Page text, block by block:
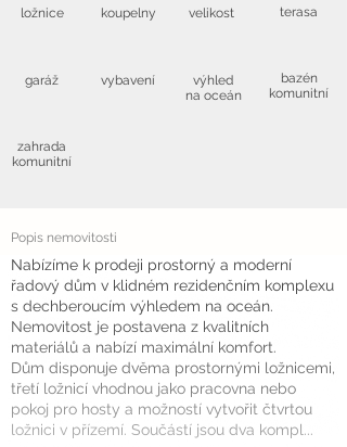
ložnice koupelny velikost
garáž
zahrada
komunitní
vybavení
výhled
na oceán
terasa
bazén
komunitní
Popis nemovitosti
Nabízíme k prodeji prostorný a moderní
řadový dům v klidném rezidenčním komplexu
s dechberoucím výhledem na oceán.
Nemovitost je postavena z kvalitních
materiálů a nabízí maximální komfort.
Dům disponuje dvěma prostornými ložnicemi,
třetí ložnicí vhodnou jako pracovna nebo
pokoj pro hosty a možností vytvořit čtvrtou
ložnici v přízemí. Součástí jsou dva kompl...